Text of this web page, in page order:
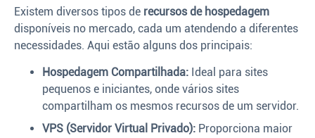
Existem diversos tipos de recursos de hospedagem
disponíveis no mercado, cada um atendendo a diferentes
necessidades. Aqui estão alguns dos principais:
Hospedagem Compartilhada: Ideal para sites
pequenos e iniciantes, onde vários sites
compartilham os mesmos recursos de um servidor.
VPS (Servidor Virtual Privado): Proporciona maior